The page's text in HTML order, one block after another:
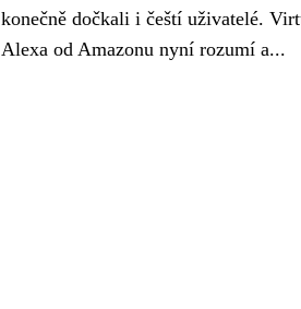
konečně dočkali i čeští uživatelé.
Alexa od Amazonu nyní rozumí a...